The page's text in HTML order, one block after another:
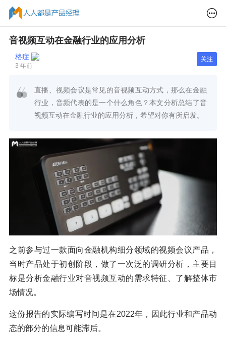
音视频互动在金融行业的应用分析
格症
3 年前
关注
直播、视频会议是常见的音视频互动方式，那么在金融
行业，音频代表的是一个什么角色？本文分析总结了音
视频互动在金融行业的应用分析，希望对你有所启发。
之前参与过一款面向金融机构细分领域的视频会议产品，
当时产品处于初创阶段，做了一次泛的调研分析，主要目
标是分析金融行业对音视频互动的需求特征、了解整体市
场情况。
这份报告的实际编写时间是在2022年，因此行业和产品动
态的部分的信息可能滞后。